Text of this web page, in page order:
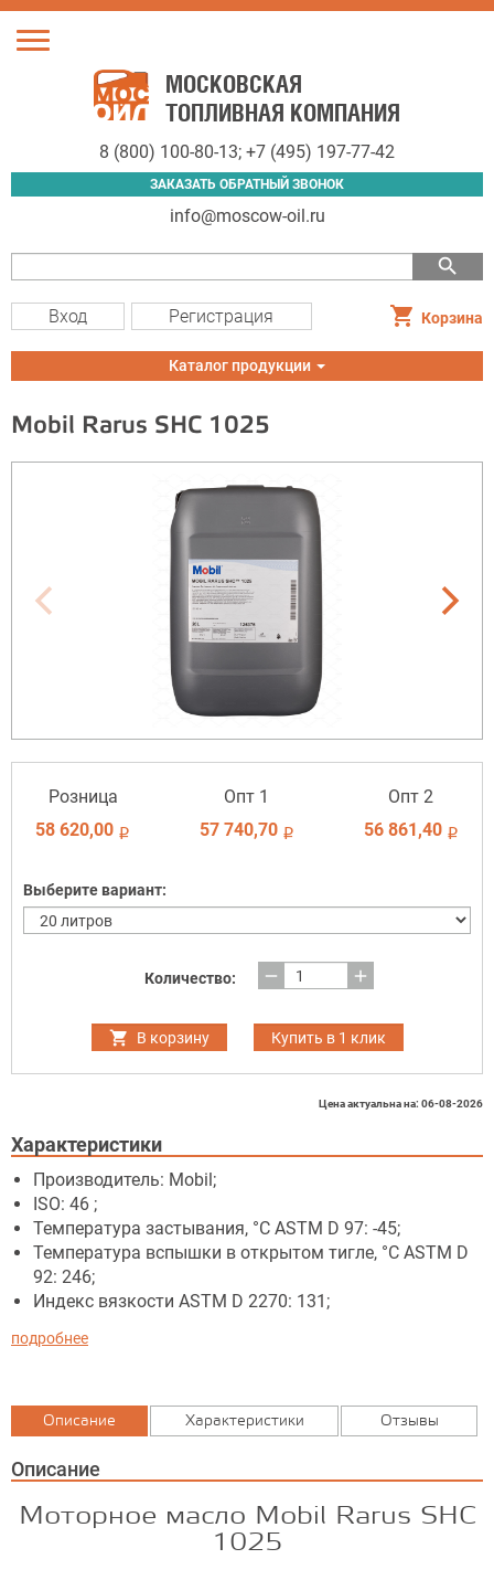
Toggle
МОСКОВСКАЯ
ТОПЛИВНАЯ КОМПАНИЯ
8 (800) 100-80-13; +7 (495) 197-77-42
ЗАКАЗАТЬ ОБРАТНЫЙ ЗВОНОК
info@moscow-oil.ru
search
Вход Регистрация Корзина
Toggle
navigation
Каталог продукции
Mobil Rarus SHC 1025
Розница
58 620,00 i
Опт 1
57 740,70 i
Опт 2
56 861,40 i
Выберите вариант:
Количество: remove add
В корзину Купить в 1 клик
Цена актуальна на: 06-08-2026
Характеристики
Производитель: Mobil;
ISO: 46 ;
Температура застывания, °C ASTM D 97: -45;
Температура вспышки в открытом тигле, °C ASTM D
92: 246;
Индекс вязкости ASTM D 2270: 131;
подробнее
Описание Характеристики Отзывы
Описание
Моторное масло Mobil Rarus SHC
1025